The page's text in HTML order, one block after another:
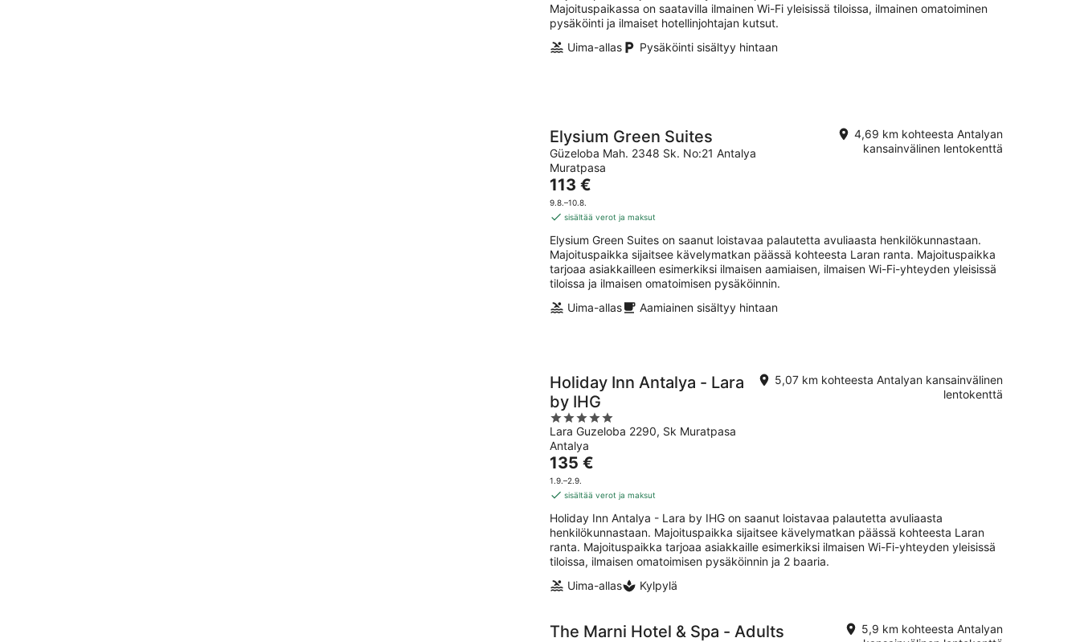
Majoituspaikassa on saatavilla ilmainen Wi-Fi yleisissä tiloissa, ilmainen omatoiminen
pysäköinti ja ilmaiset hotellinjohtajan kutsut.
Uima-allas
Pysäköinti sisältyy hintaan
Elysium Green Suites
Güzeloba Mah. 2348 Sk. No:21 Antalya
Muratpasa
4,69 km kohteesta Antalyan
kansainvälinen lentokenttä
Hinta
on
113 €
yö
113 €
9.8.–10.8.
sisältää verot ja maksut
Elysium Green Suites on saanut loistavaa palautetta avuliaasta henkilökunnastaan.
Majoituspaikka sijaitsee kävelymatkan päässä kohteesta Laran ranta. Majoituspaikka
tarjoaa asiakkailleen esimerkiksi ilmaisen aamiaisen, ilmaisen Wi-Fi-yhteyden yleisissä
tiloissa ja ilmaisen omatoimisen pysäköinnin.
Uima-allas
Aamiainen sisältyy hintaan
Holiday Inn Antalya - Lara
by IHG
5
out
of
5
Lara Guzeloba 2290, Sk Muratpasa
Antalya
5,07 km kohteesta Antalyan kansainvälinen
lentokenttä
Hinta
on
135 €
yö
135 €
1.9.–2.9.
sisältää verot ja maksut
Holiday Inn Antalya - Lara by IHG on saanut loistavaa palautetta avuliaasta
henkilökunnastaan. Majoituspaikka sijaitsee kävelymatkan päässä kohteesta Laran
ranta. Majoituspaikka tarjoaa asiakkaille esimerkiksi ilmaisen Wi-Fi-yhteyden yleisissä
tiloissa, ilmaisen omatoimisen pysäköinnin ja 2 baaria.
Uima-allas
Kylpylä
The Marni Hotel & Spa - Adults
5,9 km kohteesta Antalyan